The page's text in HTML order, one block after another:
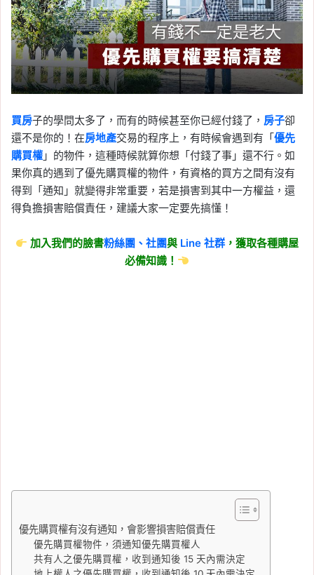
買房子的學問太多了，而有的時候甚至你已經付錢了， 房子卻
還不是你的！在房地產交易的程序上，有時候會遇到有「 優先
購買權 」的物件，這種時候就算你想「付錢了事」還不行。如
果你真的遇到了優先購買權的物件，有資格的買方之間有沒有
得到「通知」就變得非常重要，若是損害到其中一方權益，還
得負擔損害賠償責任，建議大家一定要先搞懂！
加入我們的臉書粉絲團、社團與 Line社群 ，獲取各種購屋
必備知識！
優先購買權有沒有通知，會影響損害賠償責任
優先購買權物件，須通知優先購買權人
共有人之優先購買權，收到通知後 15 天內需決定